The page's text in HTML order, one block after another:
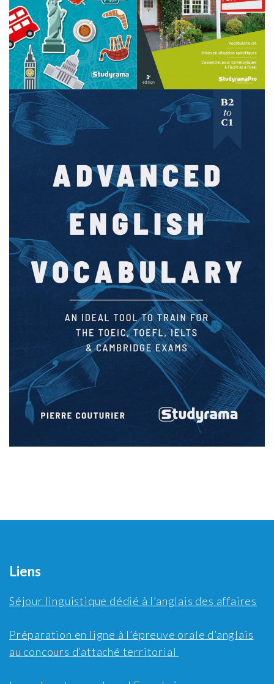
Liens
Séjour linguistique dédié à l’anglais des affaires
Préparation en ligne à l’épreuve orale d’anglais
au concours d’attaché territorial